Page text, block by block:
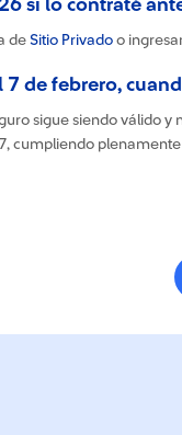
si lo contraté
de Sitio Privado o
7 de febrero,
sigue siendo
cumpliendo